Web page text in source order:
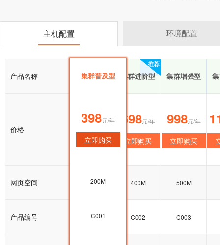
主机配置 环境配置
产品名称 集群普及型
推荐
集群进阶型 集群增强型
价格
398元/年
立即购买
698元/年
立即购买
998元/年
立即购买
网页空间 200M 400M 500M
产品编号 C001 C002 C003
集群普及型
398元/年
立即购买
200M
C001